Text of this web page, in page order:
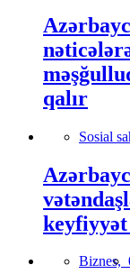
qalır
Sosial
Biznes,